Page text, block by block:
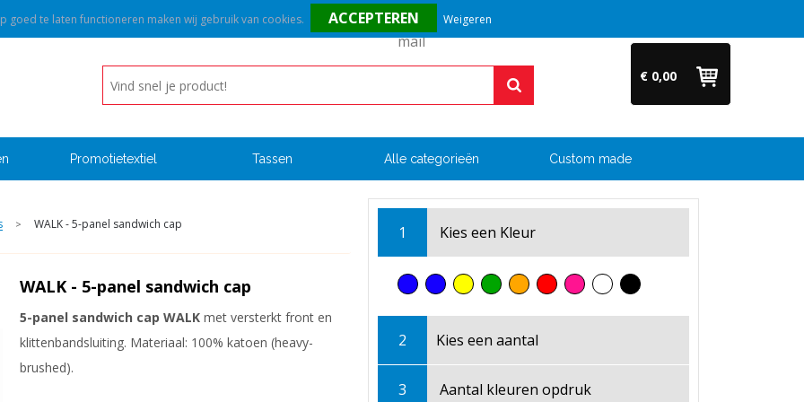
Vragen? Bel ons direct op +31 (0)6 54 33 52 04
€ 0,00
Promotietextiel Tassen Alle categorieën Custom made
> WALK - 5-panel sandwich cap 1 Kies een Kleur
2 Kies een aantal
3 Aantal kleuren opdruk
WALK - 5-panel sandwich cap
5-panel sandwich cap WALKmet versterkt front en
klittenbandsluiting. Materiaal: 100% katoen (heavy-
brushed).
goed te laten functioneren maken wij gebruik van cookies. Weigeren